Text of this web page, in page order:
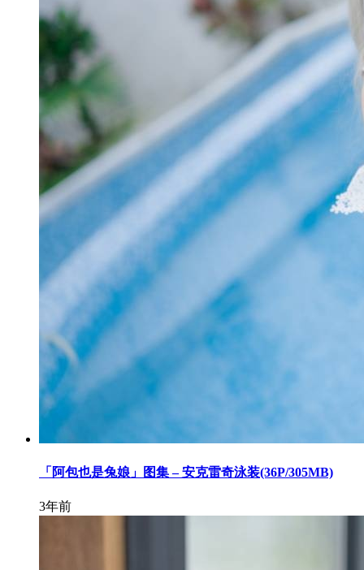
「阿包也是兔娘」图集 – 安克雷奇泳装(36P/305MB)
3年前